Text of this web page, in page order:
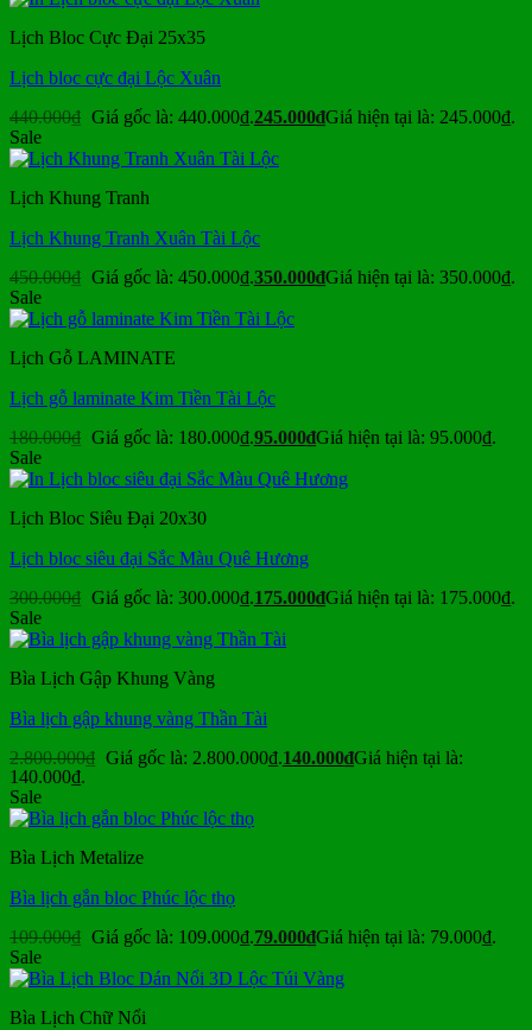
Lịch Bloc Cực Đại 25x35
Lịch bloc cực đại Lộc Xuân
440.000₫ Giá gốc là: 440.000₫.245.000₫Giá hiện tại là: 245.000₫.
Sale
Lịch Khung Tranh
Lịch Khung Tranh Xuân Tài Lộc
450.000₫ Giá gốc là: 450.000₫.350.000₫Giá hiện tại là: 350.000₫.
Sale
Lịch Gỗ LAMINATE
Lịch gỗ laminate Kim Tiền Tài Lộc
180.000₫ Giá gốc là: 180.000₫.95.000₫Giá hiện tại là: 95.000₫.
Sale
Lịch Bloc Siêu Đại 20x30
Lịch bloc siêu đại Sắc Màu Quê Hương
300.000₫ Giá gốc là: 300.000₫.175.000₫Giá hiện tại là: 175.000₫.
Sale
Bìa Lịch Gập Khung Vàng
Bìa lịch gập khung vàng Thần Tài
2.800.000₫ Giá gốc là: 2.800.000₫.140.000₫Giá hiện tại là:
140.000₫.
Sale
Bìa Lịch Metalize
Bìa lịch gắn bloc Phúc lộc thọ
109.000₫ Giá gốc là: 109.000₫.79.000₫Giá hiện tại là: 79.000₫.
Sale
Bìa Lịch Chữ Nổi